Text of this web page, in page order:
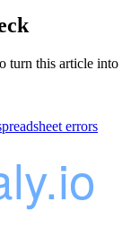
turn this article into
errors